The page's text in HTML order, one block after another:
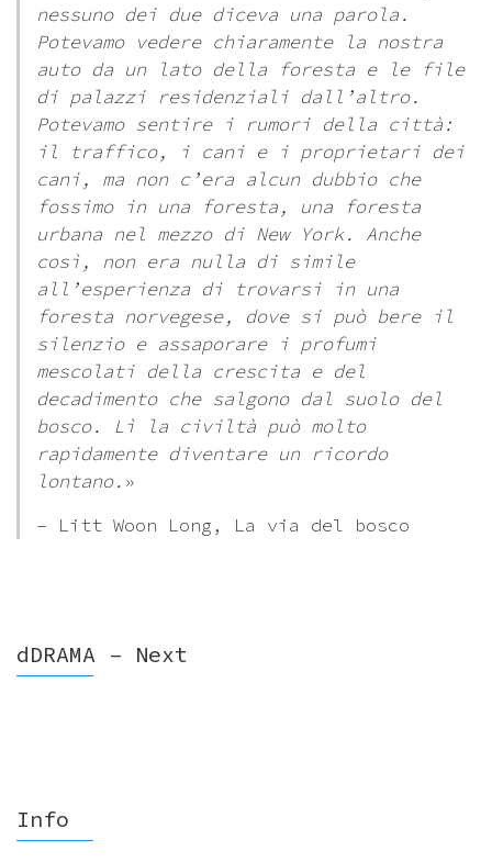
nessuno dei due diceva una parola.
Potevamo vedere chiaramente la nostra
auto da un lato della foresta e le file
di palazzi residenziali dall’altro.
Potevamo sentire i rumori della città:
il traffico, i cani e i proprietari dei
cani, ma non c’era alcun dubbio che
fossimo in una foresta, una foresta
urbana nel mezzo di New York. Anche
così, non era nulla di simile
all’esperienza di trovarsi in una
foresta norvegese, dove si può bere il
silenzio e assaporare i profumi
mescolati della crescita e del
decadimento che salgono dal suolo del
bosco. Lì la civiltà può molto
rapidamente diventare un ricordo
lontano. »
– Litt Woon Long, La via del bosco
dDRAMA – Next
Info